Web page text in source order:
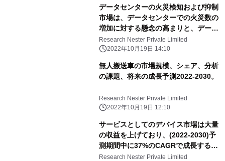
データセンターの火災検知および抑制
市場は、データセンターでの火災数の
増加に対する懸念の高まりと、データ
センターのラック密度の年々の増加に
起因する可能性があります。
Research Nester Private Limited
2022年10月19日 14:10
無人搬送車の市場規模、シェア、分析
の課題、将来の成長予測2022-2030。
Research Nester Private Limited
2022年10月19日 12:10
サービスとしてのデバイス市場は大量
の収益を上げており、(2022-2030)予
測期間中に37%のCAGRで成長すると
推定されています。
Research Nester Private Limited